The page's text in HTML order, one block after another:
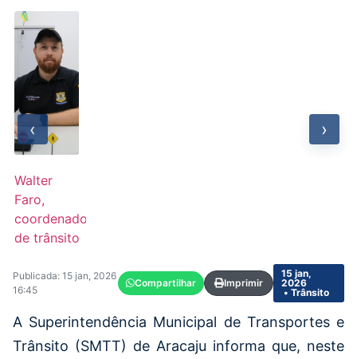
‹
Walter
Faro,
coordenador
de trânsito
›
Publicada: 15 jan, 2026
16:45
Compartilhar Imprimir
15 jan,
2026
• Trânsito
A Superintendência Municipal de Transportes e
Trânsito (SMTT) de Aracaju informa que, neste